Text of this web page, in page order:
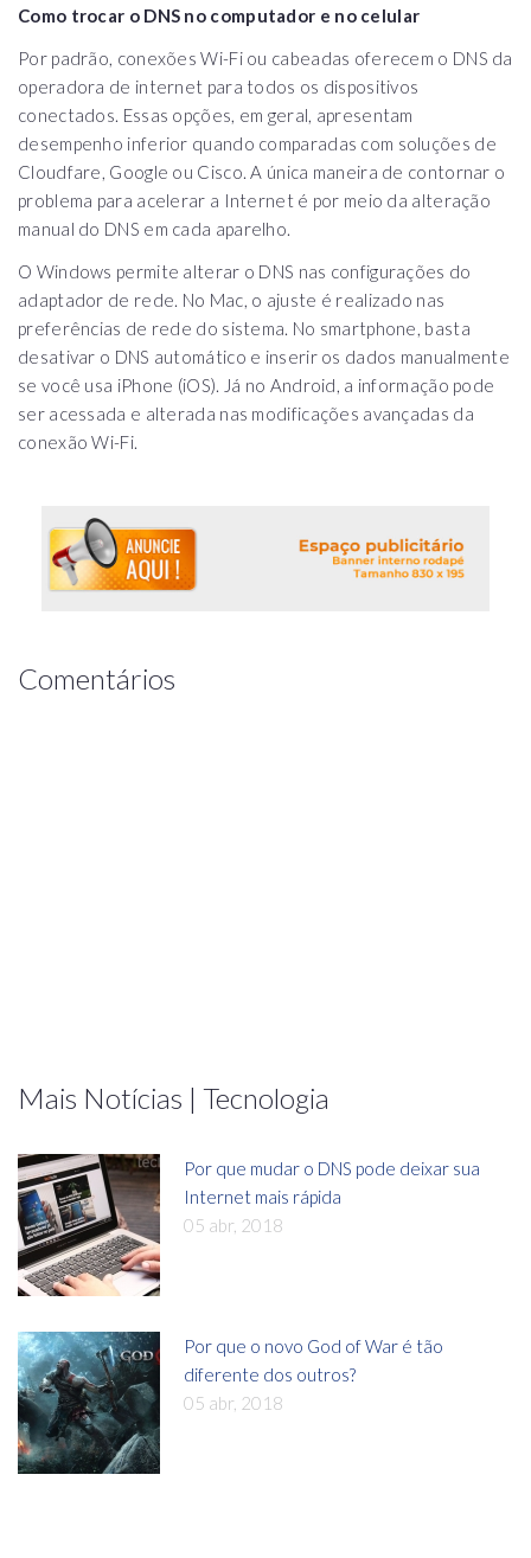
Como trocar o DNS no computador e no celular
Por padrão, conexões Wi-Fi ou cabeadas oferecem o DNS da
operadora de internet para todos os dispositivos
conectados. Essas opções, em geral, apresentam
desempenho inferior quando comparadas com soluções de
Cloudfare, Google ou Cisco. A única maneira de contornar o
problema para acelerar a Internet é por meio da alteração
manual do DNS em cada aparelho.
O Windows permite alterar o DNS nas configurações do
adaptador de rede. No Mac, o ajuste é realizado nas
preferências de rede do sistema. No smartphone, basta
desativar o DNS automático e inserir os dados manualmente
se você usa iPhone (iOS). Já no Android, a informação pode
ser acessada e alterada nas modificações avançadas da
conexão Wi-Fi.
Comentários
Mais Notícias | Tecnologia
Por que mudar o DNS pode deixar sua
Internet mais rápida
05 abr, 2018
Por que o novo God of War é tão
diferente dos outros?
05 abr, 2018